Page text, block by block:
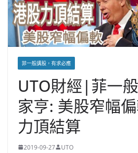
菲一般講股，有求必應
UTO財經|菲一
家亨: 美股窄幅
力頂結算
2019-09-27 UTO